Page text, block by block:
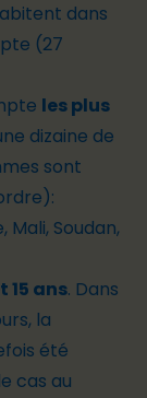
dans
(27
les plus
dizaine de
sont
Mali, Soudan,
15 ans. Dans
la
été
cas au